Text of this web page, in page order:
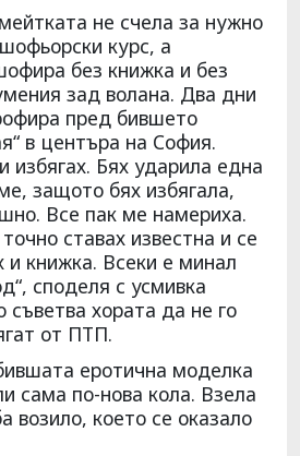
не счела за нужно
курс, а
без книжка и без
зад волана. Два дни
пред бившето
в центъра на София.
избягах. Бях ударила една
защото бях избягала,
Все пак ме намериха.
ставах известна и се
и книжка. Всеки е минал
споделя с усмивка
съветва хората да не го
от ПТП.
еротична моделка
сама по-нова кола. Взела
возило, което се оказало